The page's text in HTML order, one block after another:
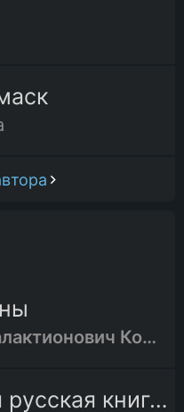
Владимир Галактионович Короленко
Четвертая русская книга для чтения